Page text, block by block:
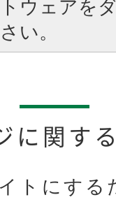
ウェアを
い。
に関す
トにする